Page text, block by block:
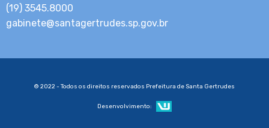
(19) 3545.8000
gabinete@santagertrudes.sp.gov.br
© 2022 - Todos os direitos reservados Prefeitura de Santa Gertrudes
Desenvolvimento: